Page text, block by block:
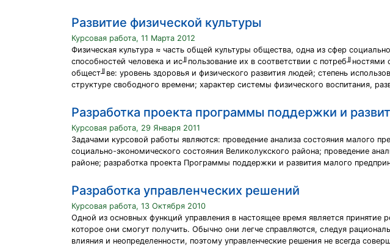
Развитие физической культуры
Курсовая работа, 11 Марта 2012
Физическая культура ≈ часть общей культуры общества, одна из сфер
способностей человека и ис╜пользование их в соответствии с
общест╜ве: уровень здоровья и физического развития людей; степень
структуре свободного времени; характер системы физического воспитания,
Разработка проекта программы поддержки и
Курсовая работа, 29 Января 2011
Задачами курсовой работы являются: проведение анализа состояния малого
социально-экономического состояния Великолукского района; проведение
районе; разработка проекта Программы поддержки и развития малого
Разработка управленческих решений
Курсовая работа, 13 Октября 2010
Одной из основных функций управления в настоящее время является
которое они смогут получить. Обычно они легче справляются, следуя
влияния и неопределенности, поэтому управленческие решения не всегда